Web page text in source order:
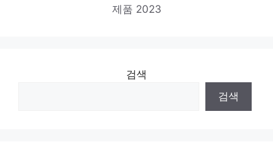
제품 2023
검색
검색